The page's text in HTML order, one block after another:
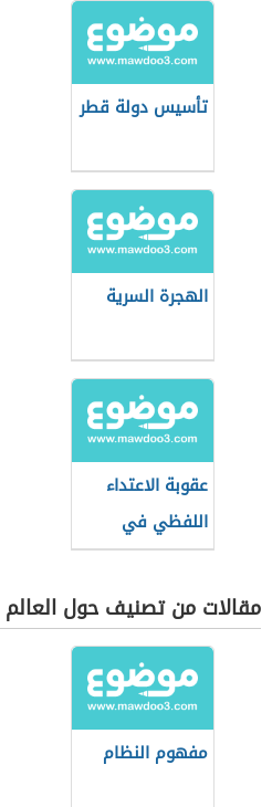
تأسيس دولة قطر
الهجرة السرية
عقوبة الاعتداء
اللفظي في
السعودية
مقالات من تصنيف حول العالم
مفهوم النظام